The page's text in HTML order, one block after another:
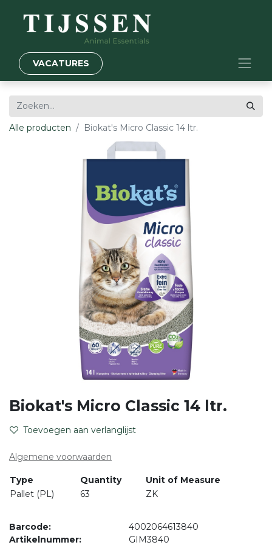
VACATURES
Alle producten Biokat's Micro Classic 14 ltr.
Biokat's Micro Classic 14 ltr.
Toevoegen aan verlanglijst
Algemene voorwaarden
Type Quantity
Unit of Measure
Pallet (PL)
63 ZK
Barcode:
4002064613840
Artikelnummer:
GIM3840